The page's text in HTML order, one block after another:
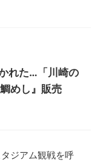
れた…「川崎の
めし』販売
ジアム観戦を呼